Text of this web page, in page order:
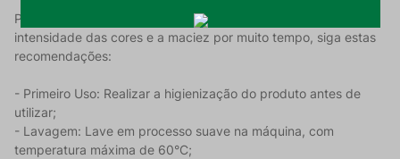
Para que o Pano de Copa Döhler Mickey e Minnie mantenha a
intensidade das cores e a maciez por muito tempo, siga estas
recomendações:
- Primeiro Uso: Realizar a higienização do produto antes de
utilizar;
- Lavagem: Lave em processo suave na máquina, com
temperatura máxima de 60°C;